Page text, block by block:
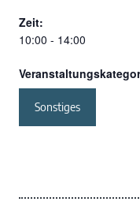
Zeit:
10:00 - 14:00
Sonstiges